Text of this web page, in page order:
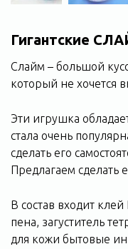
Гигантские
Cлайм – большой
который не хочется
Эти игрушка
стала очень
сделать его
Предлагаем сделать
В состав входит
пена, загуститель
для кожи бытовые